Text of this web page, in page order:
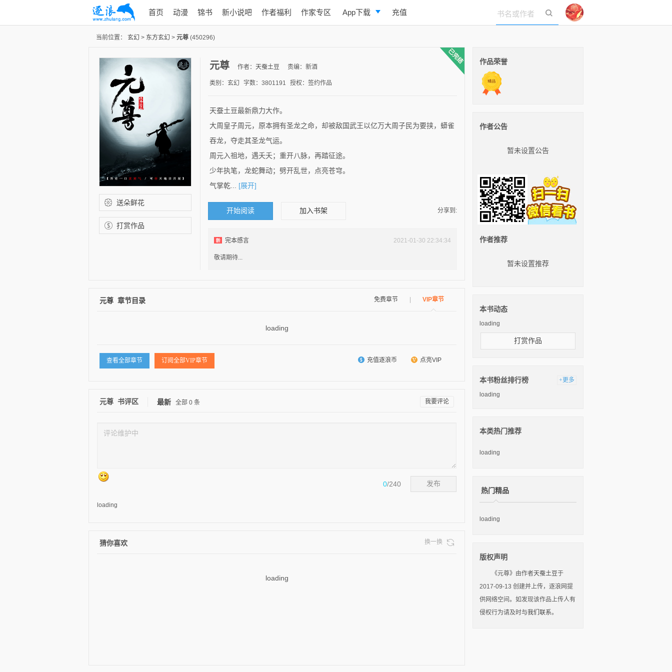
逐浪小说
首页 动漫 锦书 新小说吧 作者福利 作家专区 App下载 充值
当前位置： 玄幻 > 东方玄幻 > 元尊 (450296)
送朵鲜花
打赏作品
元尊 作者： 天蚕土豆 责编：新酒
类别：玄幻 字数：3801191 授权：签约作品
天蚕土豆最新鼎力大作。
大周皇子周元，原本拥有圣龙之命，却被敌国武王以亿万大周子民为要挟，蟒雀
吞龙，夺走其圣龙气运。
周元入祖地，遇夭夭；重开八脉，再踏征途。
少年执笔，龙蛇舞动；劈开乱世，点亮苍穹。
气掌乾... [展开]
开始阅读 加入书架 分享到:
2021-01-30 22:34:34
完本感言
敬请期待...
元尊 章节目录 免费章节 VIP章节
loading
查看全部章节 订阅全部VIP章节 充值逐浪币 点亮VIP
元尊 书评区 最新 全部 0 条 我要评论
0/240 发布
loading
猜你喜欢 换一换
loading
作品荣誉
作者公告
暂未设置公告
作者推荐
暂未设置推荐
本书动态
loading
打赏作品
本书粉丝排行榜 +更多
loading
本类热门推荐
loading
热门精品
loading
版权声明
《元尊》由作者天蚕土豆于
2017-09-13 创建并上传，逐浪网提
供网络空间。如发现该作品上传人有
侵权行为请及时与我们联系。